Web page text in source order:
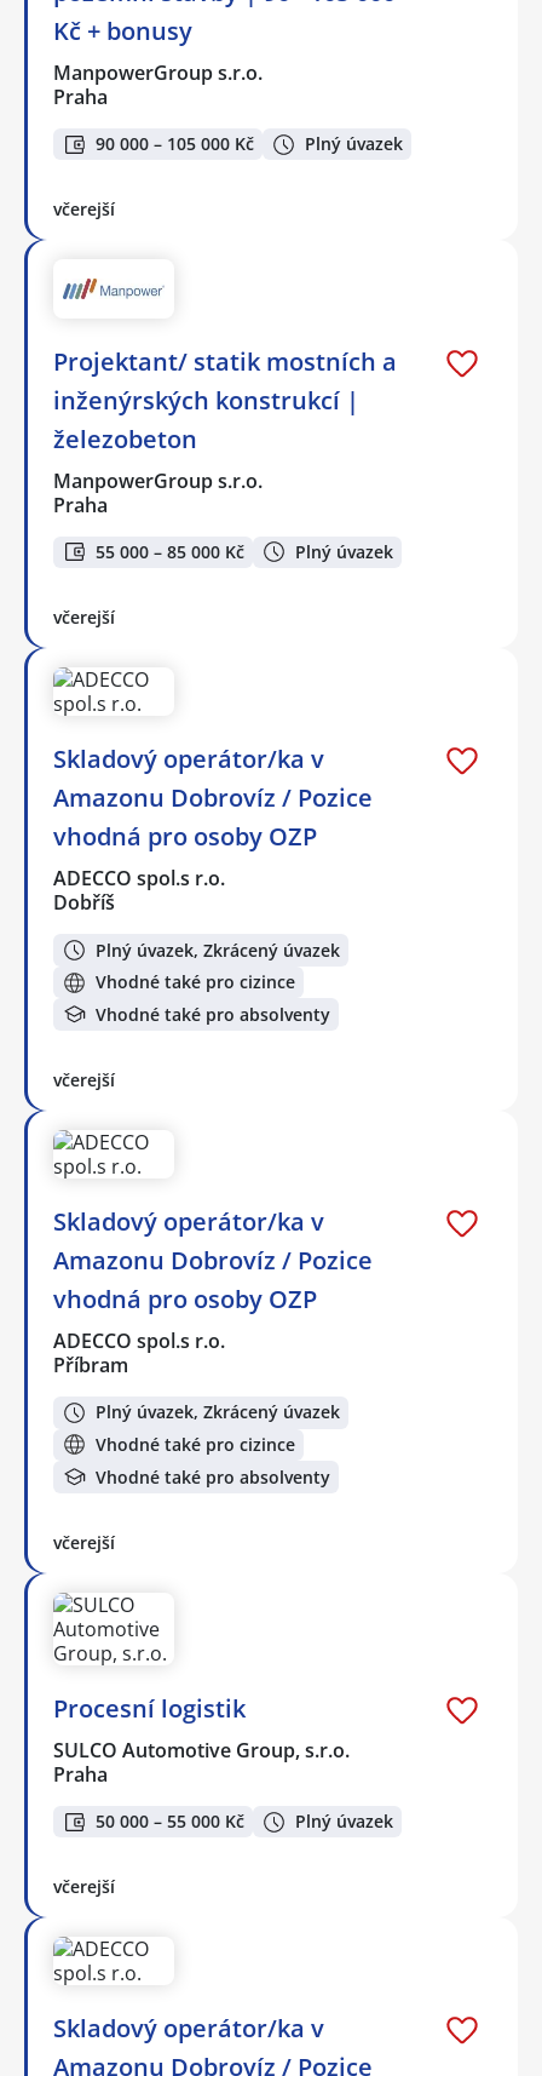
Kč + bonusy
ManpowerGroup s.r.o.
Praha
90 000 – 105 000 Kč Plný úvazek
včerejší
Projektant/ statik mostních a
inženýrských konstrukcí |
železobeton
ManpowerGroup s.r.o.
Praha
55 000 – 85 000 Kč Plný úvazek
včerejší
Skladový operátor/ka v
Amazonu Dobrovíz / Pozice
vhodná pro osoby OZP
ADECCO spol.s r.o.
Dobříš
Plný úvazek, Zkrácený úvazek
Vhodné také pro cizince
Vhodné také pro absolventy
včerejší
Skladový operátor/ka v
Amazonu Dobrovíz / Pozice
vhodná pro osoby OZP
ADECCO spol.s r.o.
Příbram
Plný úvazek, Zkrácený úvazek
Vhodné také pro cizince
Vhodné také pro absolventy
včerejší
Procesní logistik
SULCO Automotive Group, s.r.o.
Praha
50 000 – 55 000 Kč Plný úvazek
včerejší
Skladový operátor/ka v
Amazonu Dobrovíz / Pozice